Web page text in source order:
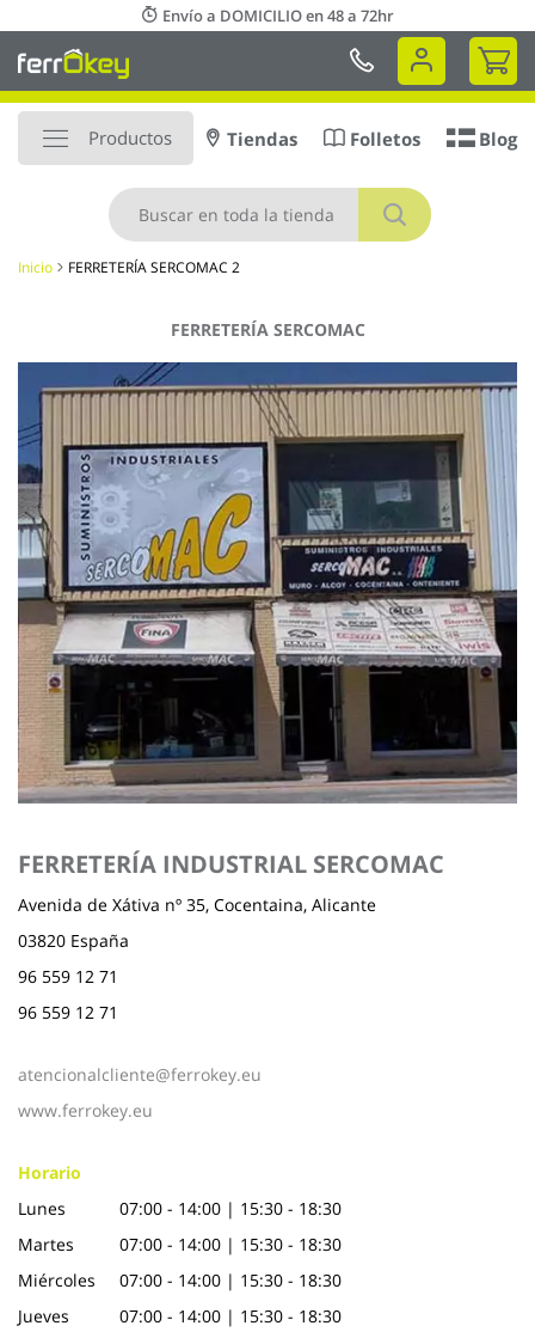
al
contenido
Envío a DOMICILIO en 48 a 72hr
Mi
Productos
Buscar
Tiendas Folletos Blog
Inicio FERRETERÍA SERCOMAC 2
FERRETERÍA SERCOMAC
FERRETERÍA INDUSTRIAL SERCOMAC
Avenida de Xátiva nº 35, Cocentaina, Alicante
03820 España
96 559 12 71
96 559 12 71
atencionalcliente@ferrokey.eu
www.ferrokey.eu
Horario
Lunes
07:00 - 14:00 | 15:30 - 18:30
Martes
07:00 - 14:00 | 15:30 - 18:30
Miércoles
07:00 - 14:00 | 15:30 - 18:30
Jueves
07:00 - 14:00 | 15:30 - 18:30